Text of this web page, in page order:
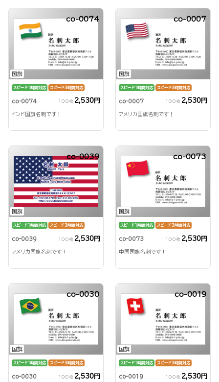
国旗
co-0074
スピード1時間対応 スピード3時間対応
co-0074 100枚 2,530円
インド国旗名刺です！
国旗
co-0007
スピード1時間対応 スピード3時間対応
co-0007 100枚 2,530円
アメリカ国旗名刺です！
国旗
co-0039
スピード1時間対応 スピード3時間対応
co-0039 100枚 2,530円
アメリカ国旗名刺です！
国旗
co-0073
スピード1時間対応 スピード3時間対応
co-0073 100枚 2,530円
中国国旗名刺です！
国旗
co-0030
スピード1時間対応 スピード3時間対応
co-0030 100枚 2,530円
国旗
co-0019
スピード1時間対応 スピード3時間対応
co-0019 100枚 2,530円